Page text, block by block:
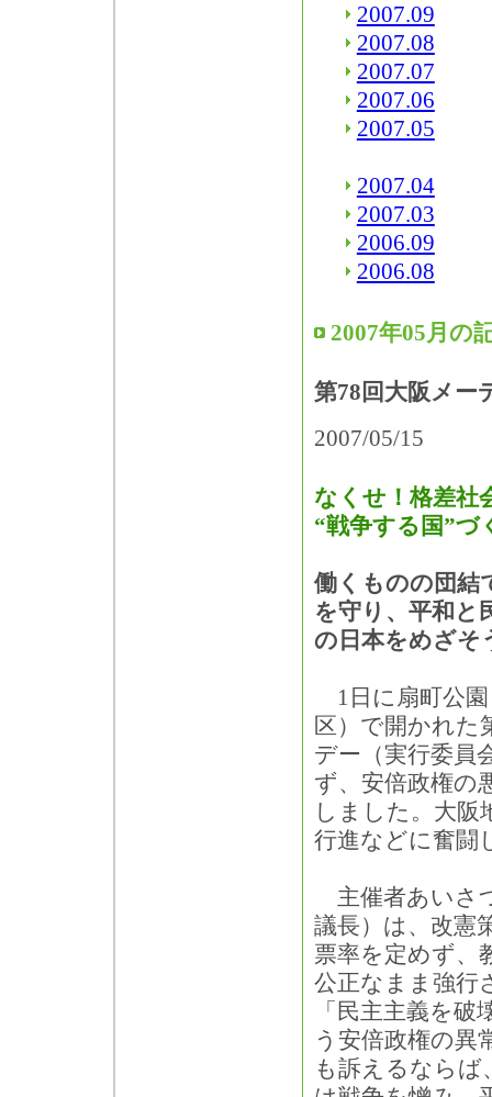
2007.09
2007.08
2007.07
2007.06
2007.05
2007.04
2007.03
2006.09
2006.08
2007年05月の
第78回大阪メー
2007/05/15
なくせ！格差社
“戦争する国”づ
働くものの団結
を守り、平和と
の日本をめざそ
1日に扇町公園
区）で開かれた
デー（実行委員
ず、安倍政権の
しました。大阪
行進などに奮闘
主催者あいさ
議長）は、改憲
票率を定めず、
公正なまま強行
「民主主義を
う安倍政権の異
も訴えるなら